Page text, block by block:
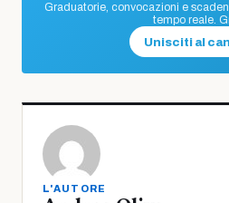
Graduatorie, convocazioni e
tempo reale.
Unisciti al
L'AUTORE